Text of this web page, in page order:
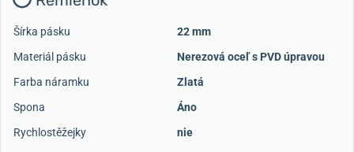
Šírka pásku
22 mm
Materiál pásku
Nerezová oceľ s PVD úpravou
Farba náramku
Zlatá
Spona
Áno
Rychlostěžejky
nie